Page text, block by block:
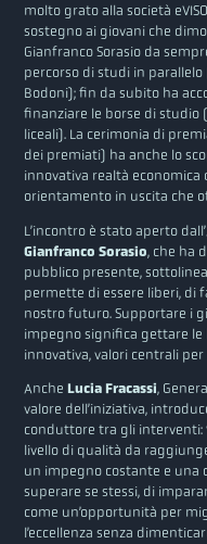
molto grato alla società
sostegno ai giovani che
Gianfranco Sorasio da
percorso di studi in
Bodoni); fin da subito ha
finanziare le borse di
liceali). La cerimonia di
dei premiati) ha anche lo
innovativa realtà
orientamento in uscita che
L’incontro è stato aperto
Gianfranco Sorasio, che ha
pubblico presente,
permette di essere liberi, di
nostro futuro. Supportare i
impegno significa gettare le
innovativa, valori centrali per
AncheLucia Fracassi,
valore dell’iniziativa,
conduttore tra gli interventi:
livello di qualità da
un impegno costante e una
superare se stessi, di
come un’opportunità per
l’eccellenza senza